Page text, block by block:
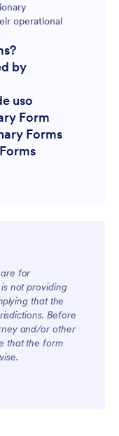
operational
by
uso
Form
Forms
for
not providing
that the
Before
and/or other
that the form